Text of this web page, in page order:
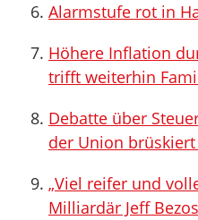
Alarmstufe rot in
Höhere Inflation
trifft weiterhin
Debatte über
der Union
„Viel reifer und
Milliardär Jeff